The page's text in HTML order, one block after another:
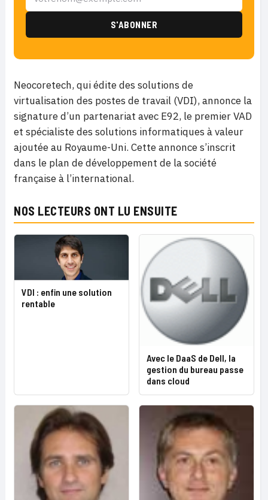
Neocoretech, qui édite des solutions de
virtualisation des postes de travail (VDI), annonce la
signature d’un partenariat avec E92, le premier VAD
et spécialiste des solutions informatiques à valeur
ajoutée au Royaume-Uni. Cette annonce s’inscrit
dans le plan de développement de la société
française à l’international.
NOS LECTEURS ONT LU ENSUITE
VDI : enfin une solution
rentable
Avec le DaaS de Dell, la
gestion du bureau passe
dans cloud